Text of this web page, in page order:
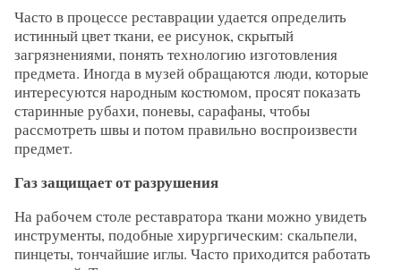
Часто в процессе реставрации удается определить
истинный цвет ткани, ее рисунок, скрытый
загрязнениями, понять технологию изготовления
предмета. Иногда в музей обращаются люди, которые
интересуются народным костюмом, просят показать
старинные рубахи, поневы, сарафаны, чтобы
рассмотреть швы и потом правильно воспроизвести
предмет.
Газ защищает от разрушения
На рабочем столе реставратора ткани можно увидеть
инструменты, подобные хирургическим: скальпели,
пинцеты, тончайшие иглы. Часто приходится работать